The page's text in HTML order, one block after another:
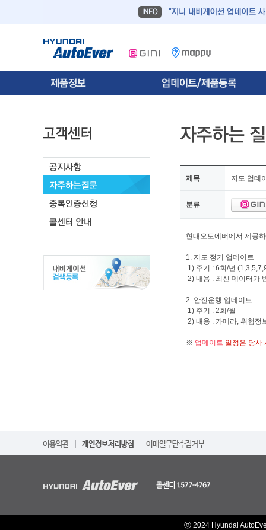
제목 지도 업데
분류
현대오토에버에서 제공
1. 지도 정기 업데이트
1) 주기 : 6회/년
2) 내용 : 최신 데이터가
2. 안전운행 업데이트
1) 주기 : 2회/월
2) 내용 : 카메라, 위험정
※ 업데이트 일정은 당사
ⓒ 2024 Hyundai